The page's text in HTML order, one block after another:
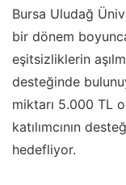
Bursa Uludağ
bir dönem
eşitsizliklerin
desteğinde
miktarı 5.000 TL
katılımcının
hedefliyor.